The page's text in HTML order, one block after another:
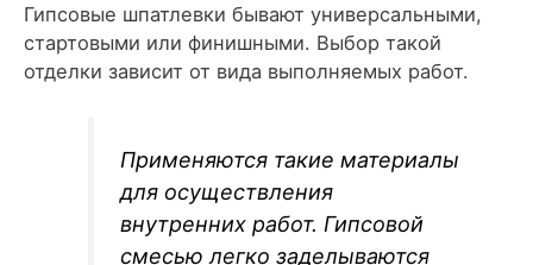
Гипсовые шпатлевки бывают универсальными,
стартовыми или финишными. Выбор такой
отделки зависит от вида выполняемых работ.
Применяются такие материалы
для осуществления
внутренних работ. Гипсовой
смесью легко заделываются